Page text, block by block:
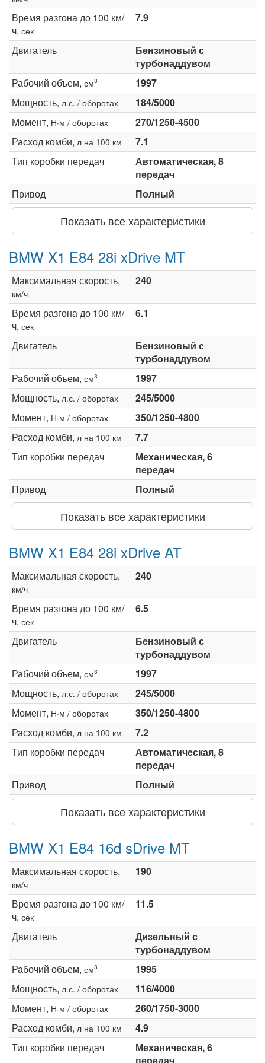
Время разгона до 100 км/
ч, сек
7.9
Двигатель
Бензиновый с
турбонаддувом
Рабочий объем, см3
1997
Мощность, л.с. / оборотах
184/5000
Момент, Н·м / оборотах
270/1250-4500
Расход комби, л на 100 км
7.1
Тип коробки передач
Автоматическая, 8
передач
Привод
Полный
Показать все характеристики
BMW X1 E84 28i xDrive MT
Максимальная скорость,
км/ч
240
Время разгона до 100 км/
ч, сек
6.1
Двигатель
Бензиновый с
турбонаддувом
Рабочий объем, см3
1997
Мощность, л.с. / оборотах
245/5000
Момент, Н·м / оборотах
350/1250-4800
Расход комби, л на 100 км
7.7
Тип коробки передач
Механическая, 6
передач
Привод
Полный
Показать все характеристики
BMW X1 E84 28i xDrive AT
Максимальная скорость,
км/ч
240
Время разгона до 100 км/
ч, сек
6.5
Двигатель
Бензиновый с
турбонаддувом
Рабочий объем, см3
1997
Мощность, л.с. / оборотах
245/5000
Момент, Н·м / оборотах
350/1250-4800
Расход комби, л на 100 км
7.2
Тип коробки передач
Автоматическая, 8
передач
Привод
Полный
Показать все характеристики
BMW X1 E84 16d sDrive MT
Максимальная скорость,
км/ч
190
Время разгона до 100 км/
ч, сек
11.5
Двигатель
Дизельный с
турбонаддувом
Рабочий объем, см3
1995
Мощность, л.с. / оборотах
116/4000
Момент, Н·м / оборотах
260/1750-3000
Расход комби, л на 100 км
4.9
Тип коробки передач
Механическая, 6
передач